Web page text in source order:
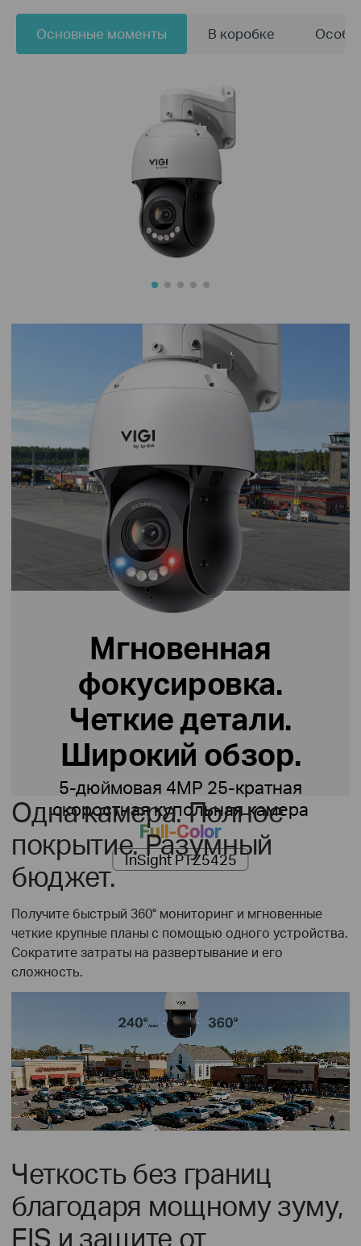
Основные моменты В коробке
Мгновенная
фокусировка.
Четкие детали.
Широкий обзор.
5-дюймовая 4MP 25-кратная
скоростная купольная камера
Full-Color
InSight PTZ5425
Одна камера. Полное
покрытие. Разумный
бюджет.
Получите быстрый 360° мониторинг и мгновенные
четкие крупные планы с помощью одного устройства.
Сократите затраты на развертывание и его
сложность.
Четкость без границ
благодаря мощному зуму,
EIS и защите от